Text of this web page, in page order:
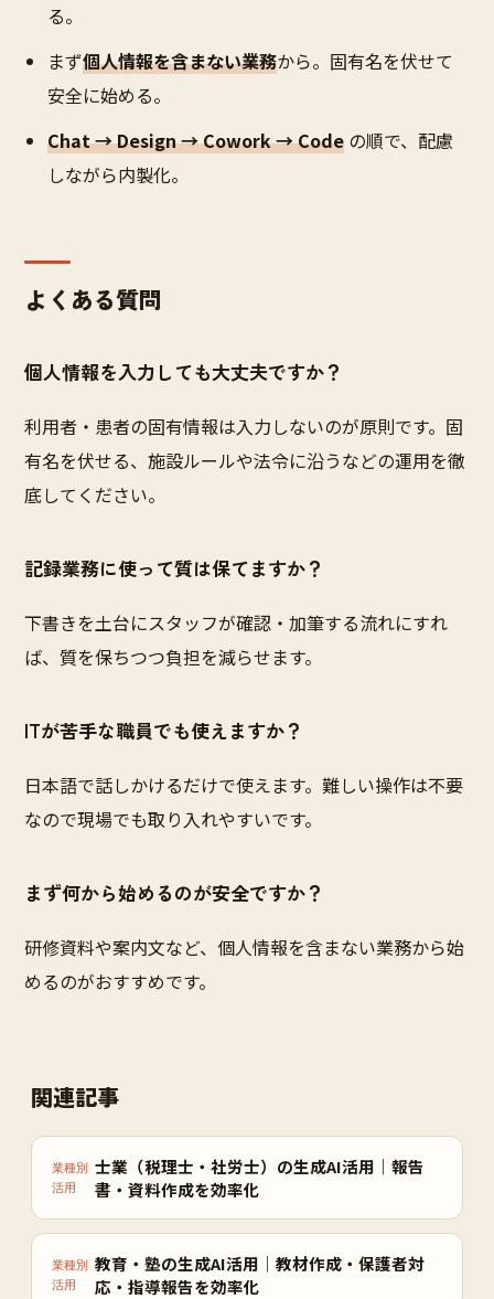
る。
まず個人情報を含まない業務から。固有名を伏せて
安全に始める。
Chat → Design → Cowork → Codeの順で、配慮
しながら内製化。
よくある質問
個人情報を入力しても大丈夫ですか？
利用者・患者の固有情報は入力しないのが原則です。固
有名を伏せる、施設ルールや法令に沿うなどの運用を徹
底してください。
記録業務に使って質は保てますか？
下書きを土台にスタッフが確認・加筆する流れにすれ
ば、質を保ちつつ負担を減らせます。
ITが苦手な職員でも使えますか？
日本語で話しかけるだけで使えます。難しい操作は不要
なので現場でも取り入れやすいです。
まず何から始めるのが安全ですか？
研修資料や案内文など、個人情報を含まない業務から始
めるのがおすすめです。
関連記事
業種別
活用
士業（税理士・社労士）の生成AI活用｜報告
書・資料作成を効率化
業種別
活用
教育・塾の生成AI活用｜教材作成・保護者対
応・指導報告を効率化